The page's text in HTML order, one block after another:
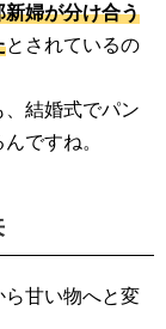
婦が分け合う
とされているの
結婚式でパン
ですね。
甘い物へと変